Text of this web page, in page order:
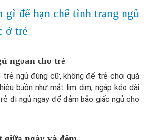
gì để hạn chế tình trạng ngủ
ở trẻ
ngoan cho trẻ
trẻ ngủ đúng cữ, không để trẻ chơi quá
buồn như mắt lim dim, ngáp kéo dài
đi ngủ ngay để đảm bảo giấc ngủ cho